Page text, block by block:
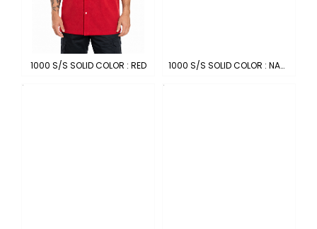
1000 S/S SOLID COLOR : RED 1000 S/S SOLID COLOR : NAVY